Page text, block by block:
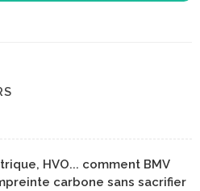
HVO... comment BMV
carbone sans sacrifier